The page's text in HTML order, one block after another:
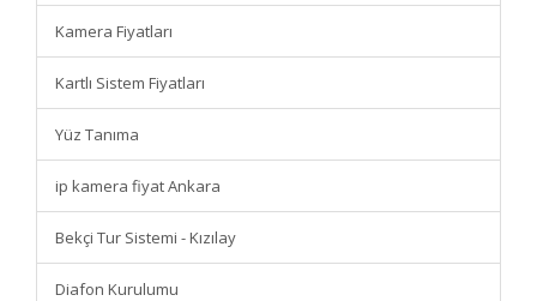
Kamera Fiyatları
Kartlı Sistem Fiyatları
Yüz Tanıma
ip kamera fiyat Ankara
Bekçi Tur Sistemi - Kızılay
Diafon Kurulumu